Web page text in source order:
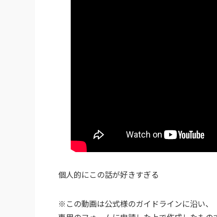
個人的にこの話が好きすぎる
※この動画は公式様のガイドラインに沿い、